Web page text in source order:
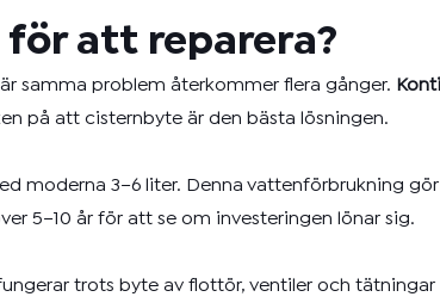
att reparera?
samma problem återkommer flera gånger.
på att cisternbyte är den bästa lösningen.
moderna 3–6 liter. Denna vattenförbrukning gör
5–10 år för att se om investeringen lönar sig.
trots byte av flottör, ventiler och tätningar